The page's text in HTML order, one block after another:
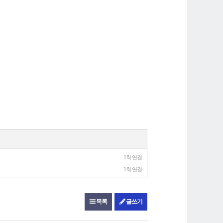
1회 연결
1회 연결
목록 글쓰기